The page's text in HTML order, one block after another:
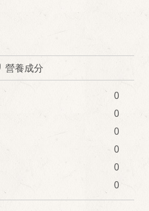
營養成分
0
0
0
0
0
0